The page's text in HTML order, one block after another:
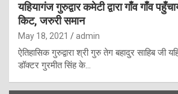
यहियागंज गुरुद्वार कमेटी द्वारा गाँव गाँव
किट, जरुरी समान
May 18, 2021 admin
ऐतिहासिक गुरुद्वारा श्री गुरु तेग बहादुर साहिब जी
डॉक्टर गुरमीत सिंह के…